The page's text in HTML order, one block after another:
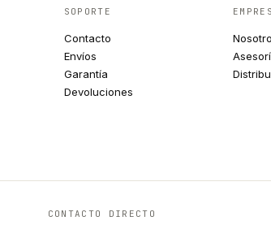
SOPORTE
Contacto
Envíos
Garantía
Devoluciones
CONTACTO DIRECTO